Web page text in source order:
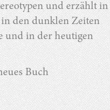
und erzählt in
in den dunklen Zeiten
und in der heutigen
Buch